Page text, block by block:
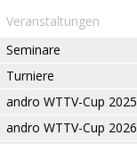
Veranstaltungen
Seminare
Turniere
andro WTTV-Cup 2025
andro WTTV-Cup 2026